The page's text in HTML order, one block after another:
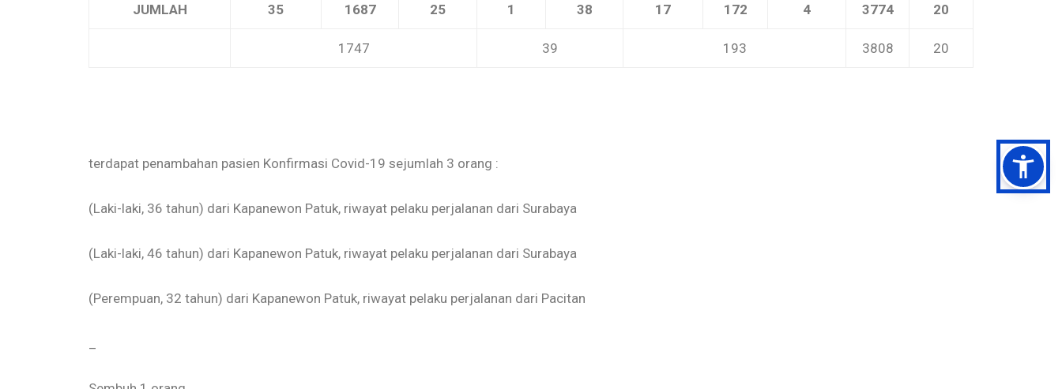
JUMLAH 35 1687 25 1 38 17 172 4 3774 20
1747 39 193 3808 20
terdapat penambahan pasien Konfirmasi Covid-19 sejumlah 3 orang :
(Laki-laki, 36 tahun) dari Kapanewon Patuk, riwayat pelaku perjalanan dari Surabaya
(Laki-laki, 46 tahun) dari Kapanewon Patuk, riwayat pelaku perjalanan dari Surabaya
(Perempuan, 32 tahun) dari Kapanewon Patuk, riwayat pelaku perjalanan dari Pacitan